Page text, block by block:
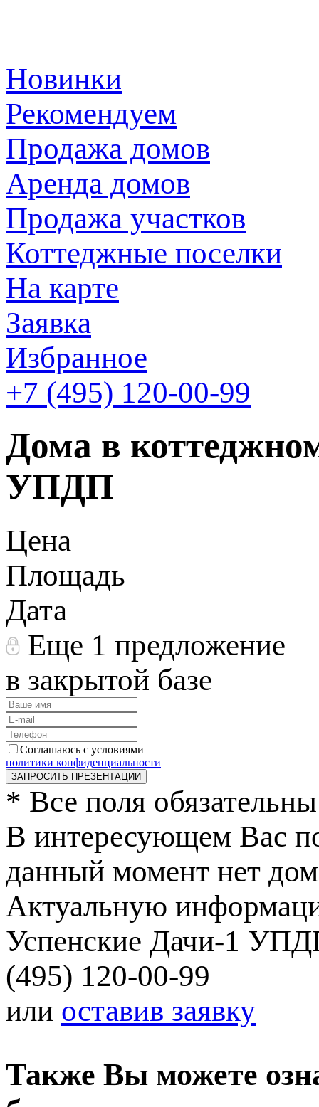
Новинки
Рекомендуем
Продажа домов
Аренда домов
Продажа участков
Коттеджные поселки
На карте
Заявка
Избранное
+7 (495) 120-00-99
Дома в
УПДП
Цена
Площадь
Дата
Еще 1 предложение
в закрытой базе
Соглашаюсь с условиями
политики конфиденциальности
ЗАПРОСИТЬ ПРЕЗЕНТАЦИИ
* Все поля
В интересующем Вас
данный момент нет
Актуальную
Успенские Дачи-1
(495) 120-00-99
или оставив заявку
Также Вы можете